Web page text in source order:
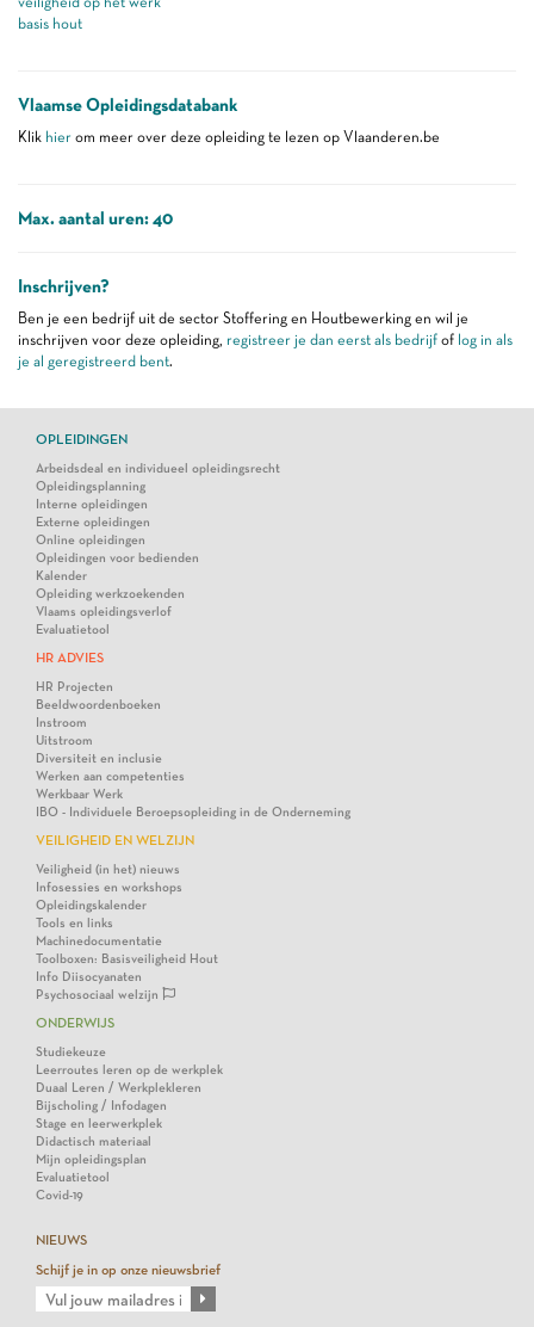
basis hout
Vlaamse Opleidingsdatabank
Klik hier om meer over deze opleiding te lezen op Vlaanderen.be
Max. aantal uren: 40
Inschrijven?
Ben je een bedrijf uit de sector Stoffering en Houtbewerking en wil je
inschrijven voor deze opleiding, registreer je dan eerst als bedrijf of log in als
je al geregistreerd bent.
OPLEIDINGEN
Arbeidsdeal en individueel opleidingsrecht
Opleidingsplanning
Interne opleidingen
Externe opleidingen
Online opleidingen
Opleidingen voor bedienden
Kalender
Opleiding werkzoekenden
Vlaams opleidingsverlof
Evaluatietool
HR ADVIES
HR Projecten
Beeldwoordenboeken
Instroom
Uitstroom
Diversiteit en inclusie
Werken aan competenties
Werkbaar Werk
IBO - Individuele Beroepsopleiding in de Onderneming
VEILIGHEID EN WELZIJN
Veiligheid (in het) nieuws
Infosessies en workshops
Opleidingskalender
Tools en links
Machinedocumentatie
Toolboxen: Basisveiligheid Hout
Info Diisocyanaten
Psychosociaal welzijn
ONDERWIJS
Studiekeuze
Leerroutes leren op de werkplek
Duaal Leren / Werkplekleren
Bijscholing / Infodagen
Stage en leerwerkplek
Didactisch materiaal
Mijn opleidingsplan
Evaluatietool
Covid-19
NIEUWS
Schijf je in op onze nieuwsbrief